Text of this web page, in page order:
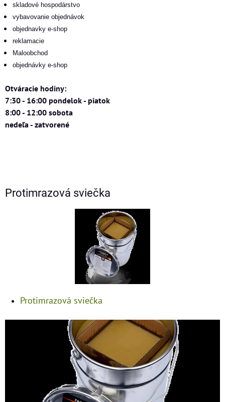
skladové hospodárstvo
vybavovanie objednávok
objednavky e-shop
reklamacie
Maloobchod
objednávky e-shop
Otváracie hodiny:
7:30 - 16:00 pondelok - piatok
8:00 - 12:00 sobota
nedeľa - zatvorené
Protimrazová sviečka
Protimrazová sviečka